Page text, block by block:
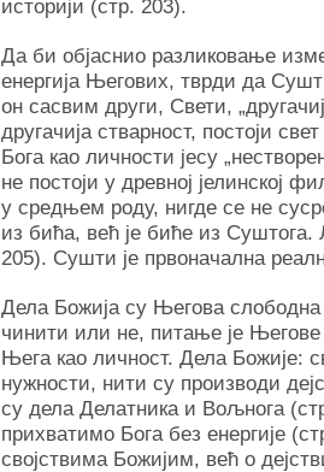
историји (стр. 203).
Да би објаснио разликовање
енергија Његових, тврди да
он сасвим други, Свети,
другачија стварност, постоји
Бога као личности јесу
не постоји у древној јелинској
у средњем роду, нигде се не
из бића, већ је биће из
205). Сушти је првоначална
Дела Божија су Његова
чинити или не, питање је
Њега као личност. Дела Божије:
нужности, нити су производи
су дела Делатника и Вољнога
прихватимо Бога без енергије
својствима Божијим, већ о